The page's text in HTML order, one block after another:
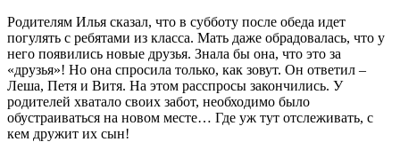
Родителям Илья сказал, что в субботу после обеда идет
погулять с ребятами из класса. Мать даже обрадовалась, что у
него появились новые друзья. Знала бы она, что это за
«друзья»! Но она спросила только, как зовут. Он ответил –
Леша, Петя и Витя. На этом расспросы закончились. У
родителей хватало своих забот, необходимо было
обустраиваться на новом месте… Где уж тут отслеживать, с
кем дружит их сын!